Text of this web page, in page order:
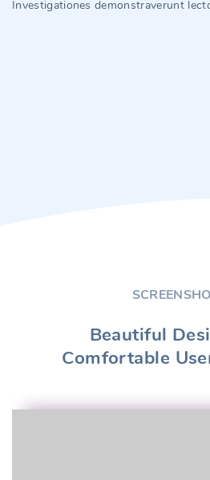
Investigationes demonstraverunt
Beautiful
Comfortable